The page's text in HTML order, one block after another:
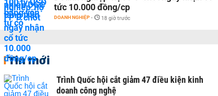
tức 10.000 đồng/cp
DOANH NGHIỆP - 18 giờ trước
Tin mới
Trình Quốc hội cắt giảm 47 điều kiện kinh
doanh công nghệ